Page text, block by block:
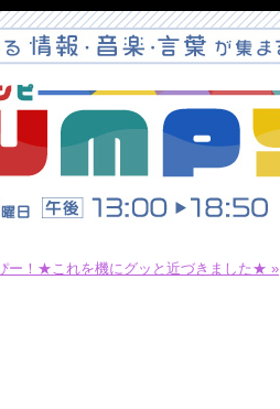
ぴー！★これを機にグッと近づきました★ »